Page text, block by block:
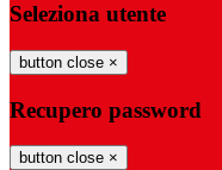
Seleziona utente
button close ×
Recupero password
button close ×